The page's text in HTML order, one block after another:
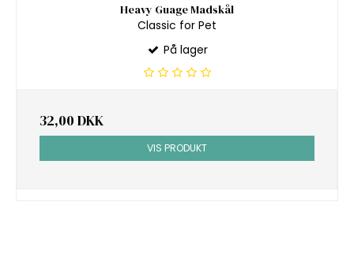
Heavy Guage Madskål
Classic for Pet
På lager
32,00 DKK
VIS PRODUKT